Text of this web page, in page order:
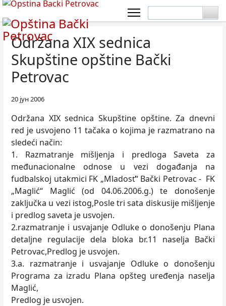
Održana XIX sednica
Skupštine opštine Bački
Petrovac
20 јун 2006
Održana XIX sednica Skupštine opštine. Za dnevni
red je usvojeno 11 tačaka o kojima je razmatrano na
sledeći način:
1. Razmatranje mišljenja i predloga Saveta za
međunacionalne odnose u vezi događanja na
fudbalskoj utakmici FK „Mladosť“ Bački Petrovac - FK
„Maglić“ Maglić (od 04.06.2006.g.) te donošenje
zaključka u vezi istog,Posle tri sata diskusije mišljenje
i predlog saveta je usvojen.
2.razmatranje i usvajanje Odluke o donošenju Plana
detaljne regulacije dela bloka br.11 naselja Bački
Petrovac,Predlog je usvojen.
3.a. razmatranje i usvajanje Odluke o donošenju
Programa za izradu Plana opšteg uređenja naselja
Maglić,
Predlog je usvojen.